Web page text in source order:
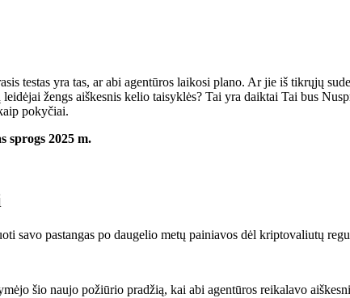
testas yra tas, ar abi agentūros laikosi plano. Ar jie iš tikrųjų
leidėjai žengs aiškesnis kelio taisyklės? Tai yra daiktai Tai bus
pokyčiai.
sprogs 2025 m.
savo pastangas po daugelio metų painiavos dėl kriptovaliutų
šio naujo požiūrio pradžią, kai abi agentūros reikalavo